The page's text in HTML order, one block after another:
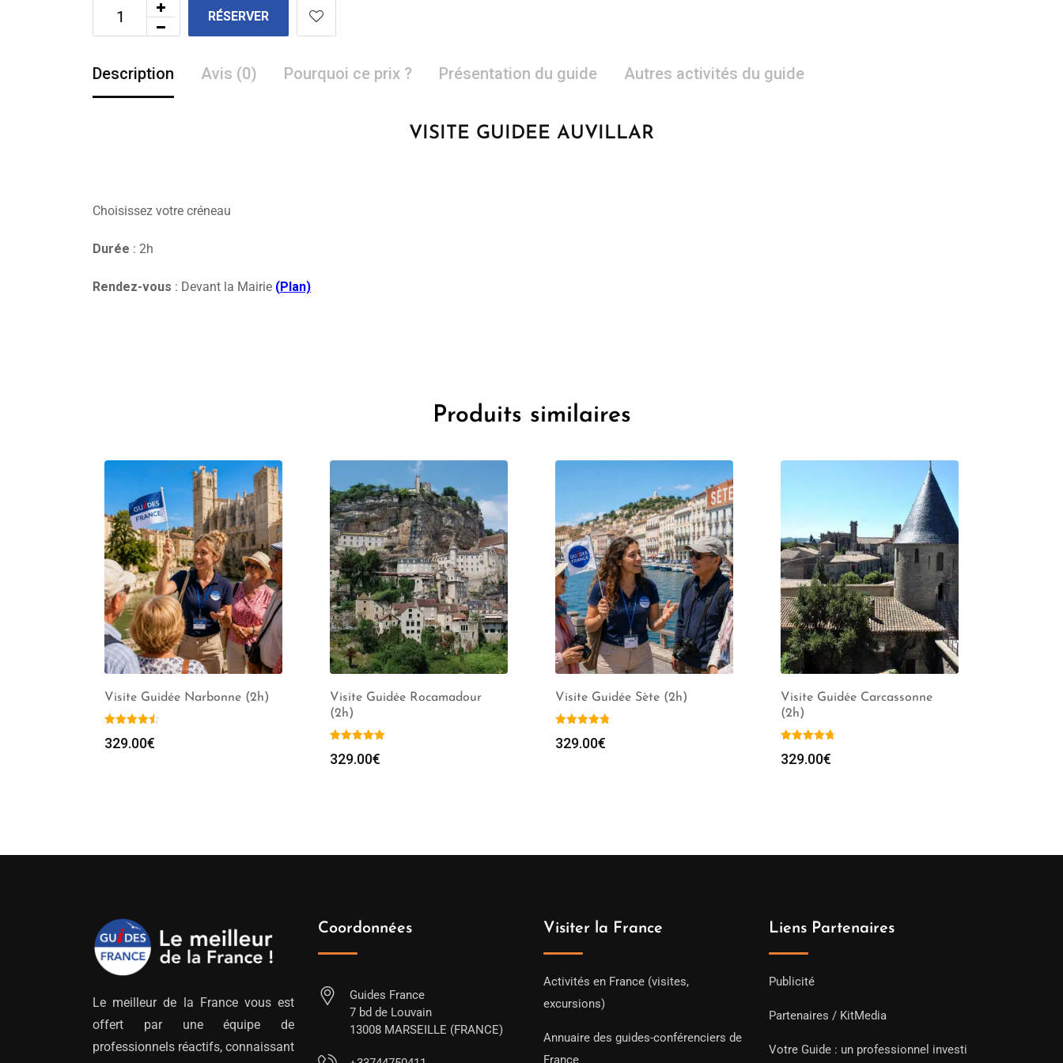
RÉSERVER
Description Avis (0) Pourquoi ce prix ? Présentation du guide Autres activités du guide
VISITE GUIDEE AUVILLAR
Choisissez votre créneau
Durée : 2h
Rendez-vous : Devant la Mairie (Plan)
Produits similaires
Visite Guidée Narbonne (2h)
329.00€
Visite Guidée Rocamadour
(2h)
329.00€
Visite Guidée Sète (2h)
329.00€
Visite Guidée Carcassonne
(2h)
329.00€
Le meilleur de la France vous est
offert par une équipe de
professionnels réactifs, connaissant
Coordonnées
Guides France
7 bd de Louvain
13008 MARSEILLE (FRANCE)
Visiter la France
Activités en France (visites,
excursions)
Annuaire des guides-conférenciers de
France
Liens Partenaires
Publicité
Partenaires / KitMedia
Votre Guide : un professionnel investi